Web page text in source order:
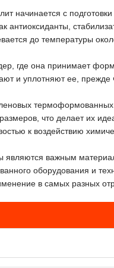
начинается с
антиоксиданты,
до температуры
где она принимает
и уплотняют ее,
термоформованных
что делает их
к воздействию
являются важным
оборудования и
в самых разных